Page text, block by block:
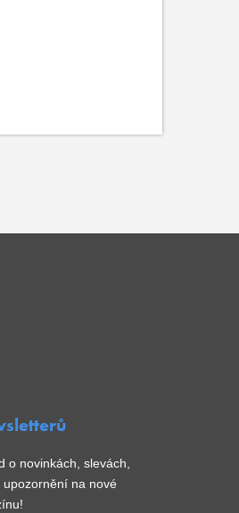
o novinkách, slevách,
na nové